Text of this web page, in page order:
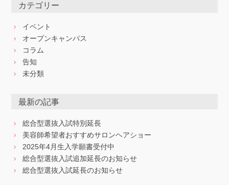
カテゴリー
イベント
オープンキャンパス
コラム
告知
未分類
最新の記事
総合型選抜入試特別延長
美容師希望者おすすめサロンヘアショー
2025年4月生入学願書受付中
総合型選抜入試追加延長のお知らせ
総合型選抜入試延長のお知らせ